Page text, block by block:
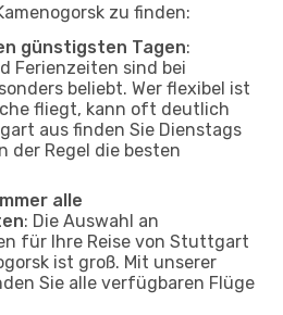
zu finden:
günstigsten Tagen:
Ferienzeiten sind bei
beliebt. Wer flexibel ist
fliegt, kann oft deutlich
aus finden Sie Dienstags
der Regel die besten
alle
: Die Auswahl an
für Ihre Reise von Stuttgart
ist groß. Mit unserer
Sie alle verfügbaren Flüge